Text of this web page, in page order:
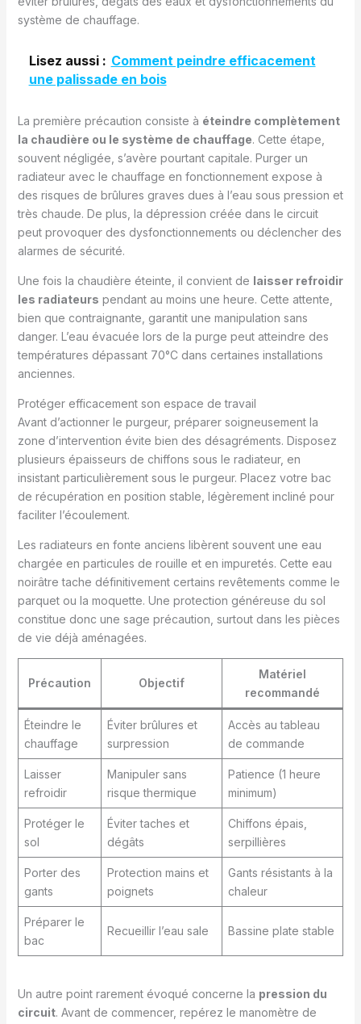
système de chauffage.
Lisez aussi : Comment peindre efficacement
une palissade en bois
La première précaution consiste à éteindre complètement
la chaudière ou le système de chauffage. Cette étape,
souvent négligée, s’avère pourtant capitale. Purger un
radiateur avec le chauffage en fonctionnement expose à
des risques de brûlures graves dues à l’eau sous pression et
très chaude. De plus, la dépression créée dans le circuit
peut provoquer des dysfonctionnements ou déclencher des
alarmes de sécurité.
Une fois la chaudière éteinte, il convient de laisser refroidir
les radiateurs pendant au moins une heure. Cette attente,
bien que contraignante, garantit une manipulation sans
danger. L’eau évacuée lors de la purge peut atteindre des
températures dépassant 70°C dans certaines installations
anciennes.
Protéger efficacement son espace de travail
Avant d’actionner le purgeur, préparer soigneusement la
zone d’intervention évite bien des désagréments. Disposez
plusieurs épaisseurs de chiffons sous le radiateur, en
insistant particulièrement sous le purgeur. Placez votre bac
de récupération en position stable, légèrement incliné pour
faciliter l’écoulement.
Les radiateurs en fonte anciens libèrent souvent une eau
chargée en particules de rouille et en impuretés. Cette eau
noirâtre tache définitivement certains revêtements comme le
parquet ou la moquette. Une protection généreuse du sol
constitue donc une sage précaution, surtout dans les pièces
de vie déjà aménagées.
Précaution Objectif
Matériel
recommandé
Éteindre le
chauffage
Éviter brûlures et
surpression
Accès au tableau
de commande
Laisser
refroidir
Manipuler sans
risque thermique
Patience (1 heure
minimum)
Protéger le
sol
Éviter taches et
dégâts
Chiffons épais,
serpillières
Porter des
gants
Protection mains et
poignets
Gants résistants à la
chaleur
Préparer le
bac
Recueillir l’eau sale Bassine plate stable
Un autre point rarement évoqué concerne la pression du
circuit. Avant de commencer, repérez le manomètre de